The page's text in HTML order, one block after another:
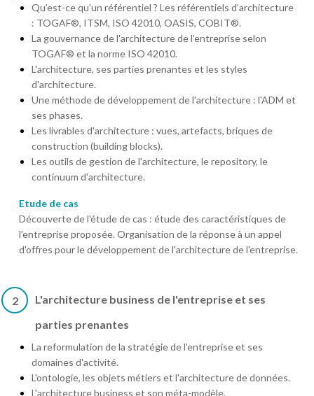
Qu’est-ce qu’un référentiel ? Les référentiels d’architecture
: TOGAF®, ITSM, ISO 42010, OASIS, COBIT®.
La gouvernance de l'architecture de l'entreprise selon
TOGAF® et la norme ISO 42010.
L'architecture, ses parties prenantes et les styles
d'architecture.
Une méthode de développement de l'architecture : l'ADM et
ses phases.
Les livrables d'architecture : vues, artefacts, briques de
construction (building blocks).
Les outils de gestion de l'architecture, le repository, le
continuum d'architecture.
Etude de cas
Découverte de l'étude de cas : étude des caractéristiques de
l'entreprise proposée. Organisation de la réponse à un appel
d'offres pour le développement de l'architecture de l'entreprise.
2
L'architecture business de l'entreprise et ses
parties prenantes
La reformulation de la stratégie de l'entreprise et ses
domaines d'activité.
L'ontologie, les objets métiers et l'architecture de données.
L'architecture business et son méta-modèle.